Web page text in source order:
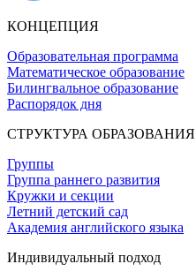
КОНЦЕПЦИЯ
Образовательная программа
Математическое образование
Билингвальное образование
Распорядок дня
СТРУКТУРА ОБРАЗОВАНИЯ
Группы
Группа раннего развития
Кружки и секции
Летний детский сад
Академия английского языка
Индивидуальный подход